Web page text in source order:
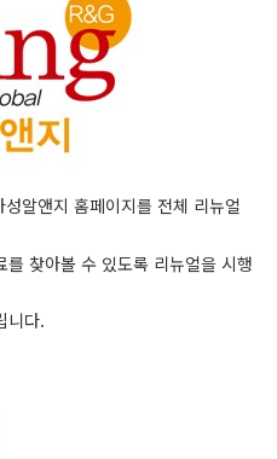
알앤지 홈페이지를 전체 리뉴얼
찾아볼 수 있도록 리뉴얼을 시행
니다.